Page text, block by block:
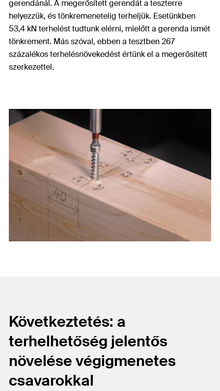
gerendánál. A megerősített gerendát a teszterre
helyezzük, és tönkremenetelig terheljük. Esetünkben
53,4 kN terhelést tudtunk elérni, mielőtt a gerenda ismét
tönkrement. Más szóval, ebben a tesztben 267
százalékos terhelésnövekedést értünk el a megerősített
szerkezettel.
Következtetés: a
terhelhetőség jelentős
növelése végigmenetes
csavarokkal